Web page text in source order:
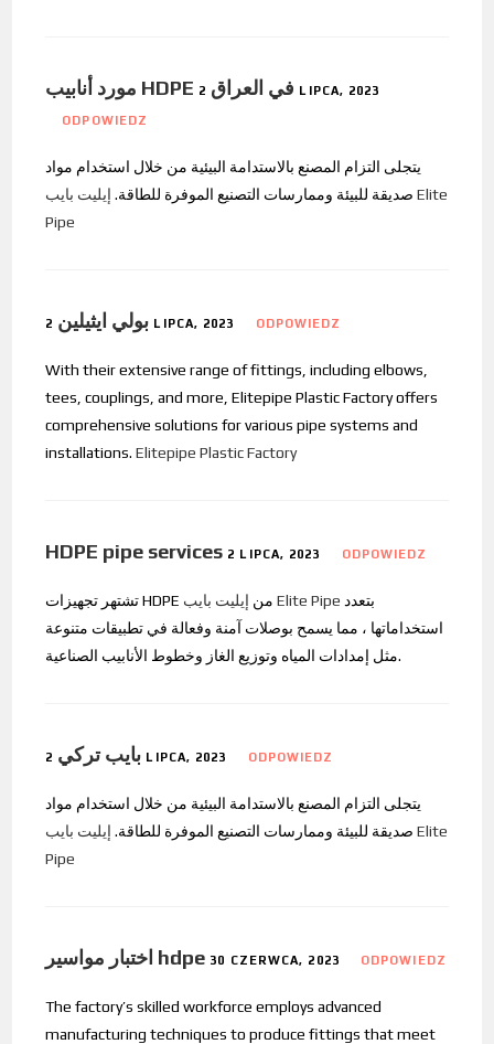
مورد أنابيب HDPE في العراق 2 LIPCA, 2023
ODPOWIEDZ
يتجلى التزام المصنع بالاستدامة البيئية من خلال استخدام مواد
صديقة للبيئة وممارسات التصنيع الموفرة للطاقة. إيليت بايب Elite
Pipe
بولي ايثيلين 2 LIPCA, 2023 ODPOWIEDZ
With their extensive range of fittings, including elbows,
tees, couplings, and more, Elitepipe Plastic Factory offers
comprehensive solutions for various pipe systems and
installations.Elitepipe Plastic Factory
HDPE pipe services 2 LIPCA, 2023 ODPOWIEDZ
تشتهر تجهيزات HDPE من إيليت بايب Elite Pipe
استخداماتها ، مما يسمح بوصلات آمنة وفعالة في تطبيقات متنوعة
مثل إمدادات المياه وتوزيع الغاز وخطوط الأنابيب الصناعية.
بايب تركي 2 LIPCA, 2023 ODPOWIEDZ
يتجلى التزام المصنع بالاستدامة البيئية من خلال استخدام مواد
صديقة للبيئة وممارسات التصنيع الموفرة للطاقة. إيليت بايب Elite
Pipe
اختبار مواسير hdpe 30 CZERWCA, 2023 ODPOWIEDZ
The factory’s skilled workforce employs advanced
manufacturing techniques to produce fittings that meet